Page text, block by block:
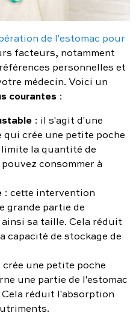
de l'estomac pour
facteurs, notamment
personnelles et
médecin. Voici un
courantes :
: il s'agit d'une
crée une petite poche
la quantité de
consommer à
: cette intervention
grande partie de
sa taille. Cela réduit
capacité de stockage de
crée une petite poche
une partie de l'estomac
réduit l'absorption